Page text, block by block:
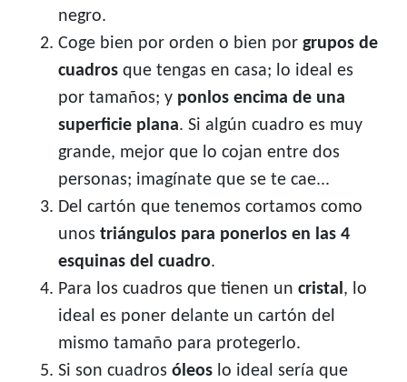
negro.
Coge bien por orden o bien por grupos de
cuadros que tengas en casa; lo ideal es
por tamaños; y ponlos encima de una
superficie plana. Si algún cuadro es muy
grande, mejor que lo cojan entre dos
personas; imagínate que se te cae...
Del cartón que tenemos cortamos como
unos triángulos para ponerlos en las 4
esquinas del cuadro.
Para los cuadros que tienen un cristal, lo
ideal es poner delante un cartón del
mismo tamaño para protegerlo.
Si son cuadros óleos lo ideal sería que